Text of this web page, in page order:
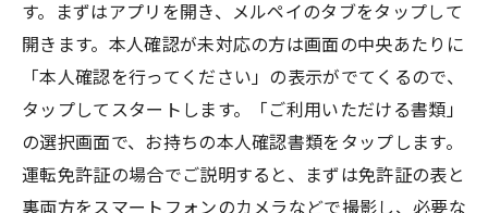
す。まずはアプリを開き、メルペイのタブをタップして
開きます。本人確認が未対応の方は画面の中央あたりに
「本人確認を行ってください」の表示がでてくるので、
タップしてスタートします。「ご利用いただける書類」
の選択画面で、お持ちの本人確認書類をタップします。
運転免許証の場合でご説明すると、まずは免許証の表と
裏両方をスマートフォンのカメラなどで撮影し、必要な